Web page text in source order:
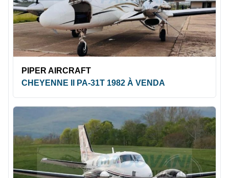
PIPER AIRCRAFT
CHEYENNE II PA-31T 1982 À VENDA